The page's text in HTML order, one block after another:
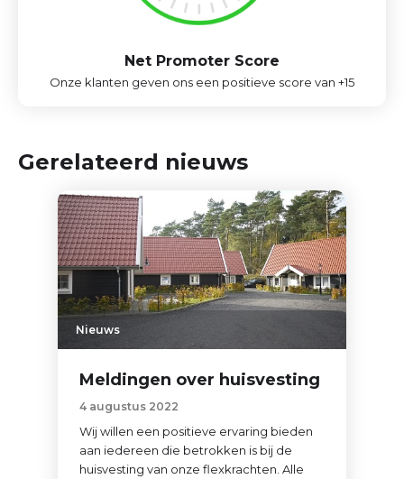
Net Promoter Score
Onze klanten geven ons een positieve score van +15
Gerelateerd nieuws
Nieuws
Meldingen over huisvesting
4 augustus 2022
Wij willen een positieve ervaring bieden
aan iedereen die betrokken is bij de
huisvesting van onze flexkrachten. Alle